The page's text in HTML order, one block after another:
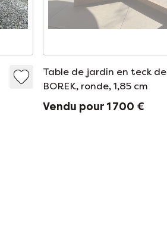
Table de jardin en teck de
BOREK, ronde, 1,85 cm
Vendu pour 1 700 €